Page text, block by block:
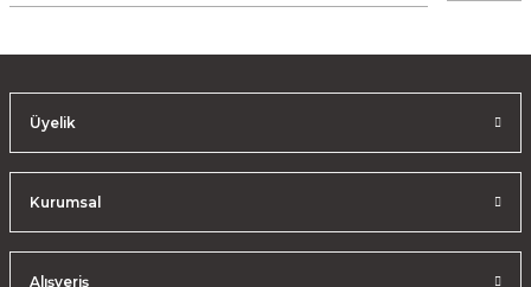
Üyelik
Kurumsal
Alışveriş